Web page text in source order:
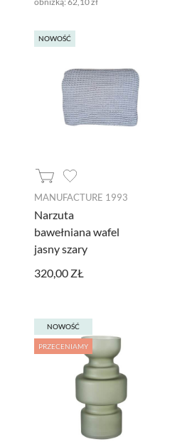
NOWOŚĆ
MANUFACTURE 1993
Narzuta
bawełniana wafel
jasny szary
320,00 ZŁ
NOWOŚĆ
PRZECENIAMY